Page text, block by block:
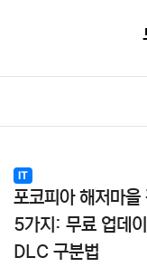
IT
포코피아 해저마을
5가지: 무료 업데
DLC 구분법